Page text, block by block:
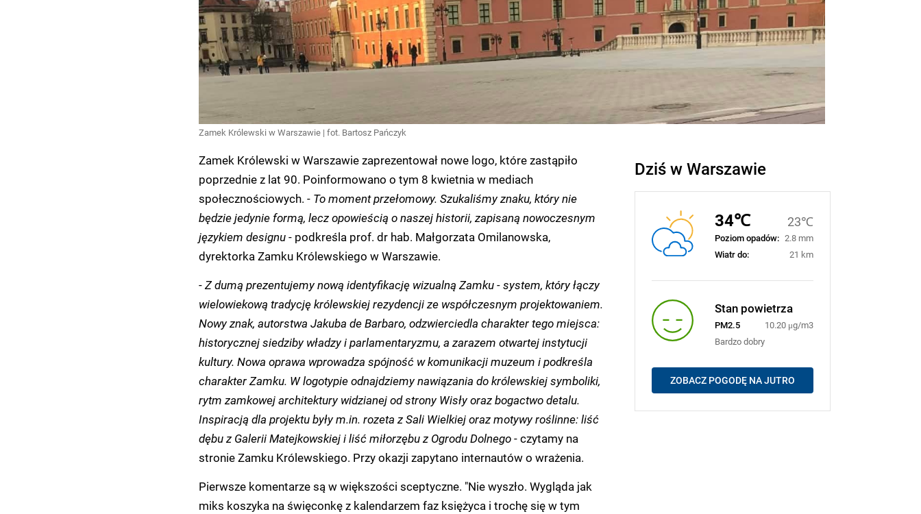
Zamek Królewski w Warszawie | fot. Bartosz Pańczyk
Zamek Królewski w Warszawie zaprezentował nowe logo, które zastąpiło
poprzednie z lat 90. Poinformowano o tym 8 kwietnia w mediach
społecznościowych. - To moment przełomowy. Szukaliśmy znaku, który nie
będzie jedynie formą, lecz opowieścią o naszej historii, zapisaną nowoczesnym
językiem designu- podkreśla prof. dr hab. Małgorzata Omilanowska,
dyrektorka Zamku Królewskiego w Warszawie.
-Z dumą prezentujemy nową identyfikację wizualną Zamku - system, który łączy
wielowiekową tradycję królewskiej rezydencji ze współczesnym projektowaniem.
Nowy znak, autorstwa Jakuba de Barbaro, odzwierciedla charakter tego miejsca:
historycznej siedziby władzy i parlamentaryzmu, a zarazem otwartej instytucji
kultury. Nowa oprawa wprowadza spójność w komunikacji muzeum i podkreśla
charakter Zamku. W logotypie odnajdziemy nawiązania do królewskiej symboliki,
rytm zamkowej architektury widzianej od strony Wisły oraz bogactwo detalu.
Inspiracją dla projektu były m.in. rozeta z Sali Wielkiej oraz motywy roślinne: liść
dębu z Galerii Matejkowskiej i liść miłorzębu z Ogrodu Dolnego- czytamy na
stronie Zamku Królewskiego. Przy okazji zapytano internautów o wrażenia.
Pierwsze komentarze są w większości sceptyczne. "Nie wyszło. Wygląda jak
miks koszyka na święconkę z kalendarzem faz księżyca i trochę się w tym
Dziś w Warszawie
34℃ 23℃
Poziom opadów: 2.8 mm
Wiatr do:
21 km
Stan powietrza
PM2.5
10.20 μg/m3
Bardzo dobry
ZOBACZ POGODĘ NA JUTRO